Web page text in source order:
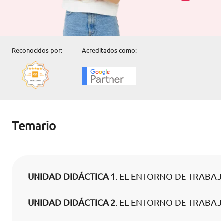
Reconocidos por: Acreditados como:
Temario
UNIDAD DIDÁCTICA 1. EL ENTORNO DE
UNIDAD DIDÁCTICA 2. EL ENTORNO DE